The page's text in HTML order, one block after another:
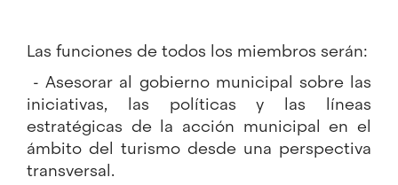
Las funciones de todos los miembros serán:
- Asesorar al gobierno municipal sobre las
iniciativas, las políticas y las líneas
estratégicas de la acción municipal en el
ámbito del turismo desde una perspectiva
transversal.